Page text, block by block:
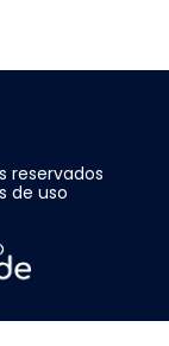
reservados
de uso